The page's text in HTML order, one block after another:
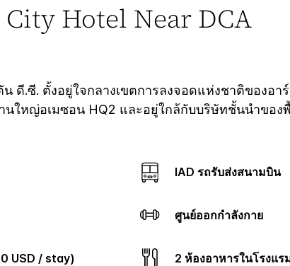
Hotel Near DCA
ดี.ซี. ตั้งอยู่ใจกลางเขตการลงจอดแห่งชาติของอ
นใหญ่อเมซอน HQ2 และอยู่ใกล้กับบริษัทชั้นนำขอ
IAD รถรับส่งสนามบิน
ศูนย์ออกกำลังกาย
USD / stay) 2 ห้องอาหารในโรงแร